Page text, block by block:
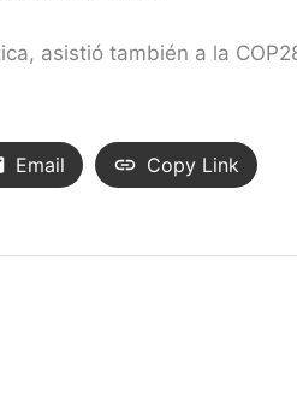
asistió también a la
Email Copy Link